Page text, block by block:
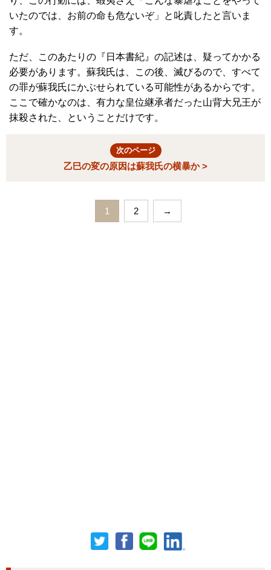
いたのでは、お前の命も危ないぞ」と叱責したと言いま
す。
ただ、このあたりの『日本書紀』の記述は、疑ってかかる
必要があります。蘇我氏は、この後、滅びるので、すべて
の罪が蘇我氏にかぶせられている可能性があるからです。
ここで確かなのは、有力な皇位継承者だった山背大兄王が
抹殺された、ということだけです。
次のページ
乙巳の変の原因は蘇我氏の横暴か >
1 2 →